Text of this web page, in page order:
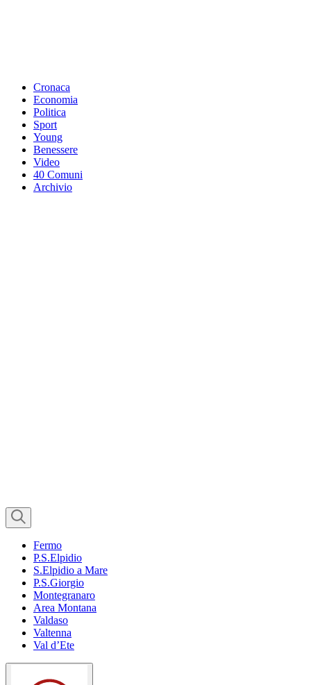
Cronaca
Economia
Politica
Sport
Young
Benessere
Video
40 Comuni
Archivio
Fermo
P.S.Elpidio
S.Elpidio a Mare
P.S.Giorgio
Montegranaro
Area Montana
Valdaso
Valtenna
Val d’Ete